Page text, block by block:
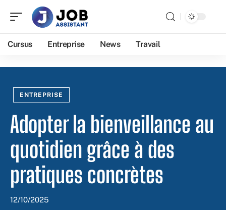
Cursus Entreprise News Travail
ENTREPRISE
Adopter la bienveillance au
quotidien grâce à des
pratiques concrètes
12/10/2025